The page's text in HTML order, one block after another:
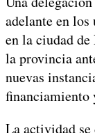
adelante en
en la ciudad
la provincia
nuevas
financiamiento
La actividad